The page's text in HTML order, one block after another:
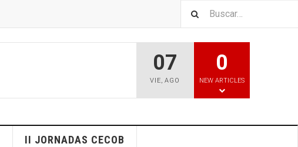
07
VIE,AGO
0
NEW ARTICLES
II JORNADAS CECOB